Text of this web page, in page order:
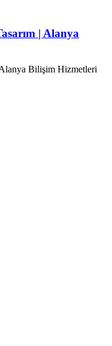
| Alanya
Alanya Bilişim Hizmetleri